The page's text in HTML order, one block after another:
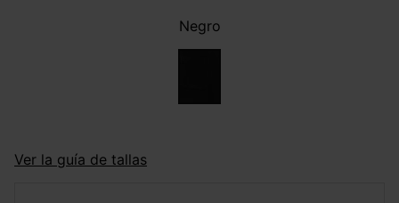
Negro
Ver la guía de tallas